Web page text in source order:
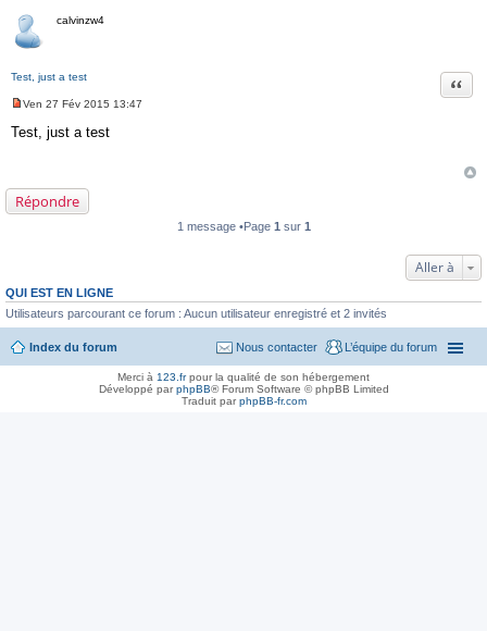
calvinzw4
Test, just a test
s
e
n
o
Ven 27 Fév 2015 13:47
Test, just a test
Répondre
1 message •Page 1 sur 1
Aller à
QUI EST EN LIGNE
Utilisateurs parcourant ce forum : Aucun utilisateur enregistré et 2 invités
Index du forum L’équipe du forum
Nous contacter
Merci à 123.frpour la qualité de son hébergement
Développé parphpBB® Forum Software © phpBB Limited
Traduit parphpBB-fr.com